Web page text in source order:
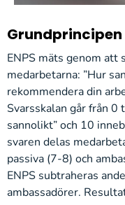
Grundprincipen
ENPS mäts genom att
medarbetarna: ”Hur
rekommendera din
Svarsskalan går från
sannolikt” och 10
svaren delas
passiva (7-8) och
ENPS subtraheras
ambassadörer.